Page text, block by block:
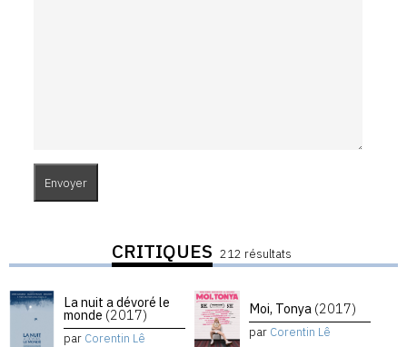
CRITIQUES 212 résultats
La nuit a dévoré le
monde (2017)
par Corentin Lê
Moi, Tonya (2017)
par Corentin Lê